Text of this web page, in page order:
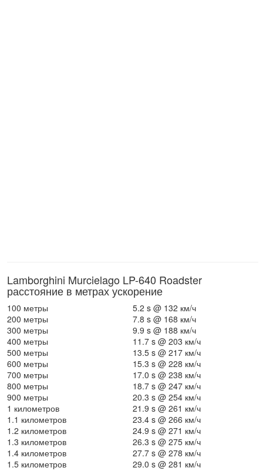
Lamborghini Murcielago LP-640 Roadster
расстояние в метрах ускорение
100 метры
5.2 s @ 132 км/ч
200 метры
7.8 s @ 168 км/ч
300 метры
9.9 s @ 188 км/ч
400 метры
11.7 s @ 203 км/ч
500 метры
13.5 s @ 217 км/ч
600 метры
15.3 s @ 228 км/ч
700 метры
17.0 s @ 238 км/ч
800 метры
18.7 s @ 247 км/ч
900 метры
20.3 s @ 254 км/ч
1 километров
21.9 s @ 261 км/ч
1.1 километров
23.4 s @ 266 км/ч
1.2 километров
24.9 s @ 271 км/ч
1.3 километров
26.3 s @ 275 км/ч
1.4 километров
27.7 s @ 278 км/ч
1.5 километров
29.0 s @ 281 км/ч